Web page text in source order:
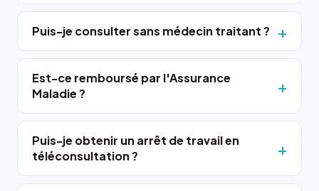
Puis-je consulter sans médecin traitant ?
Est-ce remboursé par l'Assurance
Maladie ?
Puis-je obtenir un arrêt de travail en
téléconsultation ?